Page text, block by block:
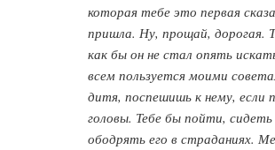
которая тебе это первая
пришла. Ну, прощай, дорогая.
как бы он не стал опять
всем пользуется моими
дитя, поспешишь к нему, если
головы. Тебе бы пойти,
ободрять его в страданиях.